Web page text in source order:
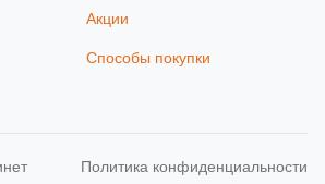
Акции
Способы покупки
Политика конфиденциальности